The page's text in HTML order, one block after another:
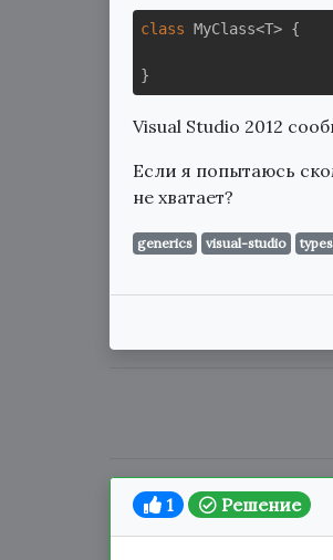
class MyClass<T> {
Visual Studio 2012
Если я попытаюсь
не хватает?
generics visual-studio
1 Решение